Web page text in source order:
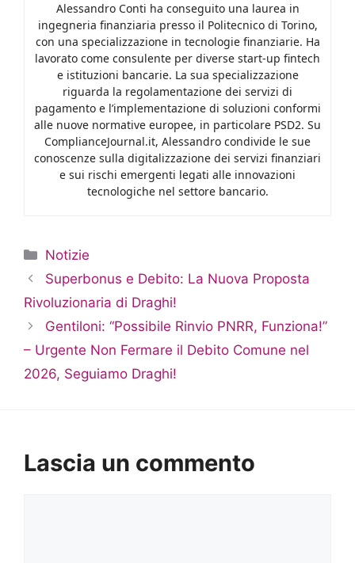
Alessandro Conti ha conseguito una laurea in
ingegneria finanziaria presso il Politecnico di Torino,
con una specializzazione in tecnologie finanziarie. Ha
lavorato come consulente per diverse start-up fintech
e istituzioni bancarie. La sua specializzazione
riguarda la regolamentazione dei servizi di
pagamento e l’implementazione di soluzioni conformi
alle nuove normative europee, in particolare PSD2. Su
ComplianceJournal.it, Alessandro condivide le sue
conoscenze sulla digitalizzazione dei servizi finanziari
e sui rischi emergenti legati alle innovazioni
tecnologiche nel settore bancario.
Categorie
Notizie
Superbonus e Debito: La Nuova Proposta
Rivoluzionaria di Draghi!
Gentiloni: “Possibile Rinvio PNRR, Funziona!”
– Urgente Non Fermare il Debito Comune nel
2026, Seguiamo Draghi!
Lascia un commento